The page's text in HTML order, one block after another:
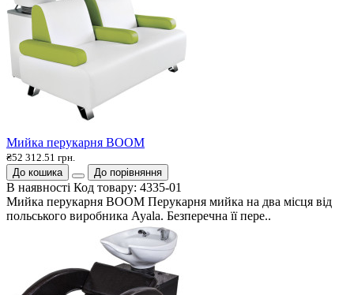
Мийка перукарня BOOM
₴52 312.51 грн.
До кошика
До порівняння
В наявності Код товару: 4335-01
Мийка перукарня BOOM Перукарня мийка на два місця від
польського виробника Ayala. Безперечна її пере..